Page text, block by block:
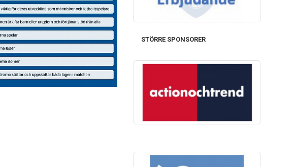
STÖRRE SPONSORER